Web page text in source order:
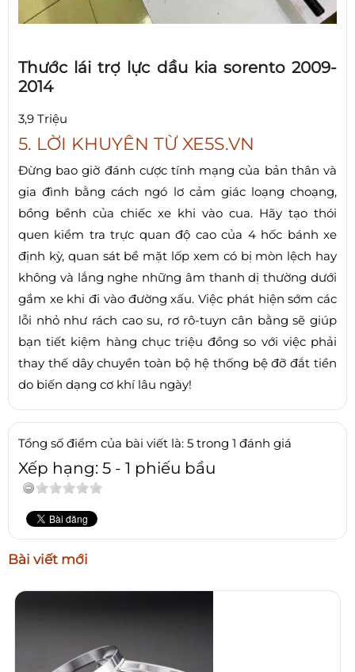
Thước lái trợ lực dầu kia sorento 2009-
2014
3,9 Triệu
5. LỜI KHUYÊN TỪ XE5S.VN
Đừng bao giờ đánh cược tính mạng của bản thân và
gia đình bằng cách ngó lơ cảm giác loạng choạng,
bồng bềnh của chiếc xe khi vào cua. Hãy tạo thói
quen kiểm tra trực quan độ cao của 4 hốc bánh xe
định kỳ, quan sát bề mặt lốp xem có bị mòn lệch hay
không và lắng nghe những âm thanh dị thường dưới
gầm xe khi đi vào đường xấu. Việc phát hiện sớm các
lỗi nhỏ như rách cao su, rơ rô-tuyn cân bằng sẽ giúp
bạn tiết kiệm hàng chục triệu đồng so với việc phải
thay thế dây chuyền toàn bộ hệ thống bệ đỡ đắt tiền
do biến dạng cơ khí lâu ngày!
Tổng số điểm của bài viết là: 5 trong 1 đánh giá
Xếp hạng: 5 - 1 phiếu bầu
Bài viết mới